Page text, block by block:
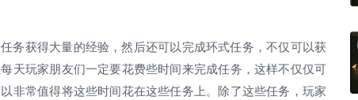
获得大量的经验，然后还可以完成环式任务，不仅可以获
天玩家朋友们一定要花费些时间来完成任务，这样不仅仅可
非常值得将这些时间花在这些任务上。除了这些任务，玩家